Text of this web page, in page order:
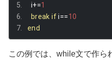
  i
+=1
break if i==10
end
この例では、while文で作ら